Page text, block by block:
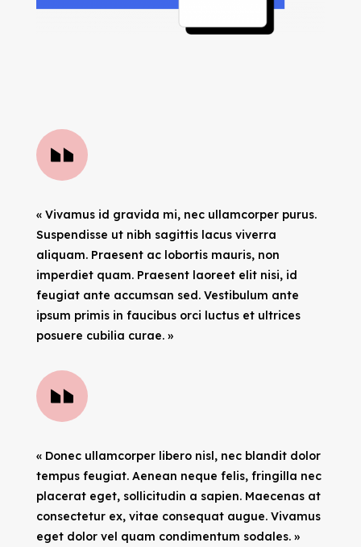
« Vivamus id gravida mi, nec ullamcorper purus.
Suspendisse ut nibh sagittis lacus viverra
aliquam. Praesent ac lobortis mauris, non
imperdiet quam. Praesent laoreet elit nisi, id
feugiat ante accumsan sed. Vestibulum ante
ipsum primis in faucibus orci luctus et ultrices
posuere cubilia curae. »
« Donec ullamcorper libero nisl, nec blandit dolor
tempus feugiat. Aenean neque felis, fringilla nec
placerat eget, sollicitudin a sapien. Maecenas at
consectetur ex, vitae consequat augue. Vivamus
eget dolor vel quam condimentum sodales. »